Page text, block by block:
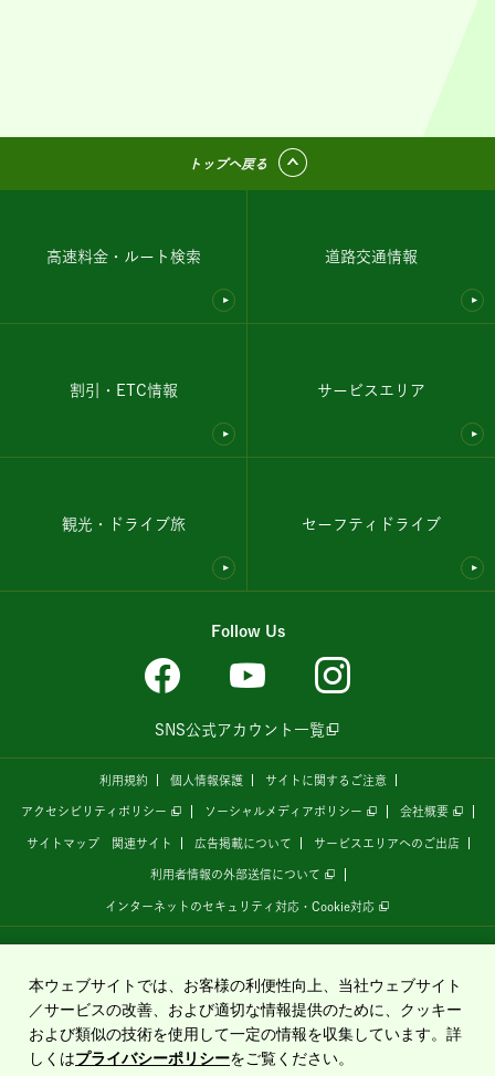
トップへ戻る
高速料金・ルート検索 道路交通情報
割引・ETC情報 サービスエリア
観光・ドライブ旅 セーフティドライブ
Follow Us
SNS公式アカウント一覧
利用規約 個人情報保護 サイトに関するご注意
アクセシビリティポリシー ソーシャルメディアポリシー 会社概要
サイトマップ 関連サイト 広告掲載について サービスエリアへのご出店
利用者情報の外部送信について
インターネットのセキュリティ対応・Cookie対応
運営しています。
Copyright©2020 East Nippon Expressway Company Limited
All Rights Reserved.
本ウェブサイトでは、お客様の利便性向上、当社ウェブサイト
／サービスの改善、および適切な情報提供のために、クッキー
および類似の技術を使用して一定の情報を収集しています。詳
しくはプライバシーポリシーをご覧ください。